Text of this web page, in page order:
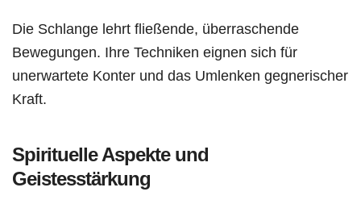
Die Schlange lehrt fließende, überraschende
Bewegungen. Ihre Techniken eignen sich für
unerwartete Konter und das Umlenken gegnerischer
Kraft.
Spirituelle Aspekte und
Geistesstärkung